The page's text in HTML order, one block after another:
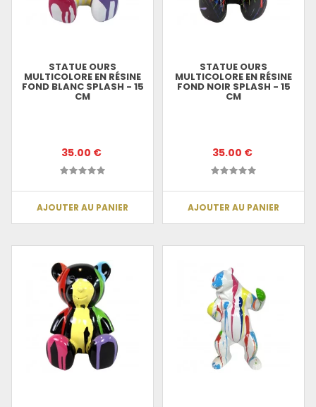
STATUE OURS
MULTICOLORE EN RÉSINE
FOND BLANC SPLASH - 15
CM
35.00 €
AJOUTER AU PANIER
STATUE OURS
MULTICOLORE EN RÉSINE
FOND NOIR SPLASH - 15
CM
35.00 €
AJOUTER AU PANIER